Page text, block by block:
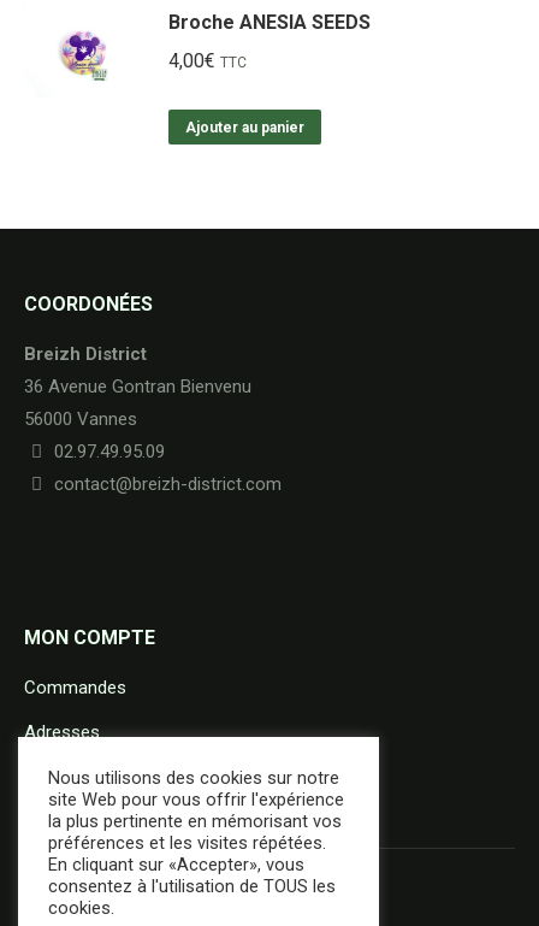
Broche ANESIA SEEDS
4,00€ TTC
Ajouter au panier
COORDONÉES
Breizh District
36 Avenue Gontran Bienvenu
56000 Vannes
02.97.49.95.09
contact@breizh-district.com
MON COMPTE
Commandes
Adresses
Détails du compte
Nous utilisons des cookies sur notre
site Web pour vous offrir l'expérience
la plus pertinente en mémorisant vos
préférences et les visites répétées.
En cliquant sur «Accepter», vous
consentez à l'utilisation de TOUS les
cookies.